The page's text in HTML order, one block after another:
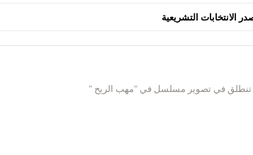
الحكومة البريطانية
تنطلق في تصوير مسلسل في "مهب الريح "